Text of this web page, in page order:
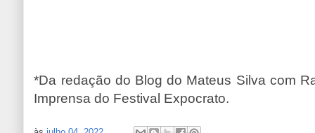
*Da redação do Blog do Mateus Silva com
Imprensa do Festival Expocrato.